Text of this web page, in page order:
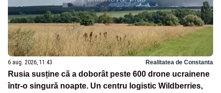
6 aug. 2026, 11:43 Realitatea de Constanta
Rusia susține că a doborât peste 600 drone ucrainene
într-o singură noapte. Un centru logistic Wildberries,